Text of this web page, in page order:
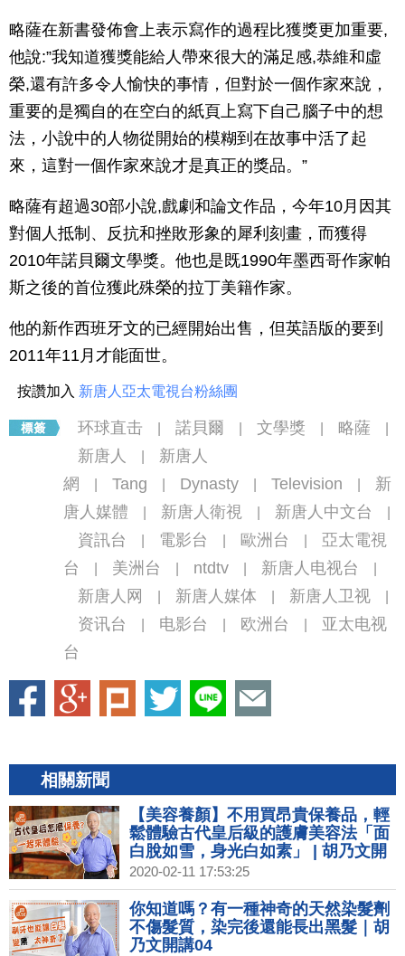
略薩在新書發佈會上表示寫作的過程比獲獎更加重要,
他說:”我知道獲獎能給人帶來很大的滿足感,恭維和虛
榮,還有許多令人愉快的事情，但對於一個作家來說，
重要的是獨自的在空白的紙頁上寫下自己腦子中的想
法，小說中的人物從開始的模糊到在故事中活了起
來，這對一個作家來說才是真正的獎品。”
略薩有超過30部小說,戲劇和論文作品，今年10月因其
對個人抵制、反抗和挫敗形象的犀利刻畫，而獲得
2010年諾貝爾文學獎。他也是既1990年墨西哥作家帕
斯之後的首位獲此殊榮的拉丁美籍作家。
他的新作西班牙文的已經開始出售，但英語版的要到
2011年11月才能面世。
按讚加入 新唐人亞太電視台粉絲團
环球直击 諾貝爾 文學獎 略薩
新唐人
新唐人
網
Tang Dynasty Television
新
唐人媒體
新唐人衛視 新唐人中文台
資訊台 電影台 歐洲台
亞太電視
台
美洲台 ntdtv 新唐人电视台
新唐人网 新唐人媒体 新唐人卫视
资讯台 电影台 欧洲台
亚太电视
台
相關新聞
【美容養顏】不用買昂貴保養品，輕
鬆體驗古代皇后級的護膚美容法「面
白脫如雪，身光白如素」 | 胡乃文開
講02
2020-02-11 17:53:25
你知道嗎？有一種神奇的天然染髮劑
不傷髮質，染完後還能長出黑髮｜胡
乃文開講04